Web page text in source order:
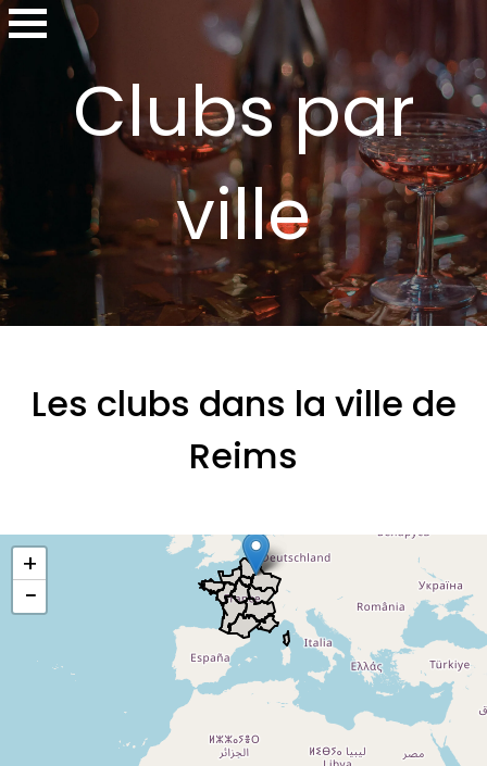
Clubs par
ville
Les clubs dans la ville de
Reims
+
−